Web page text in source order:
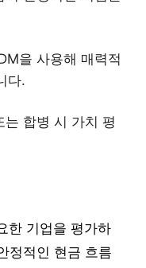
을 사용해 매력적
다.
합병 시 가치 평
한 기업을 평가하
정적인 현금 흐름